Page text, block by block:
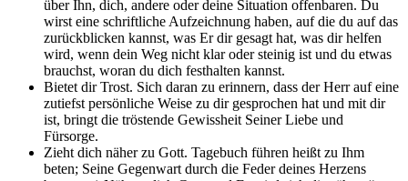
über Ihn, dich, andere oder deine Situation offenbaren. Du
wirst eine schriftliche Aufzeichnung haben, auf die du auf das
zurückblicken kannst, was Er dir gesagt hat, was dir helfen
wird, wenn dein Weg nicht klar oder steinig ist und du etwas
brauchst, woran du dich festhalten kannst.
Bietet dir Trost. Sich daran zu erinnern, dass der Herr auf eine
zutiefst persönliche Weise zu dir gesprochen hat und mit dir
ist, bringt die tröstende Gewissheit Seiner Liebe und
Fürsorge.
Zieht dich näher zu Gott. Tagebuch führen heißt zu Ihm
beten; Seine Gegenwart durch die Feder deines Herzens